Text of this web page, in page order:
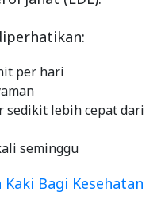
per hari
sedikit lebih cepat dari
seminggu
Bagi Kesehatan